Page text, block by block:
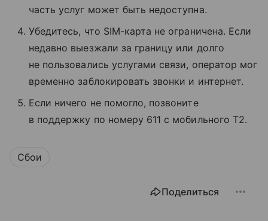
часть услуг может быть недоступна.
Убедитесь, что SIM-карта не ограничена. Если
недавно выезжали за границу или долго
не пользовались услугами связи, оператор мог
временно заблокировать звонки и интернет.
Если ничего не помогло, позвоните
в поддержку по номеру 611 с мобильного T2.
Сбои
Поделиться